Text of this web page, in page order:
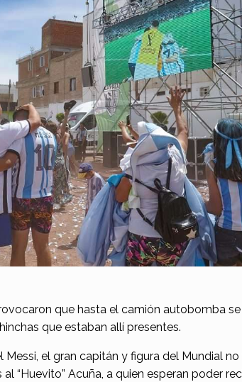
que hasta el camión autobomba
que estaban allí presentes.
el gran capitán y figura del Mundial
“Huevito” Acuña, a quien esperan poder